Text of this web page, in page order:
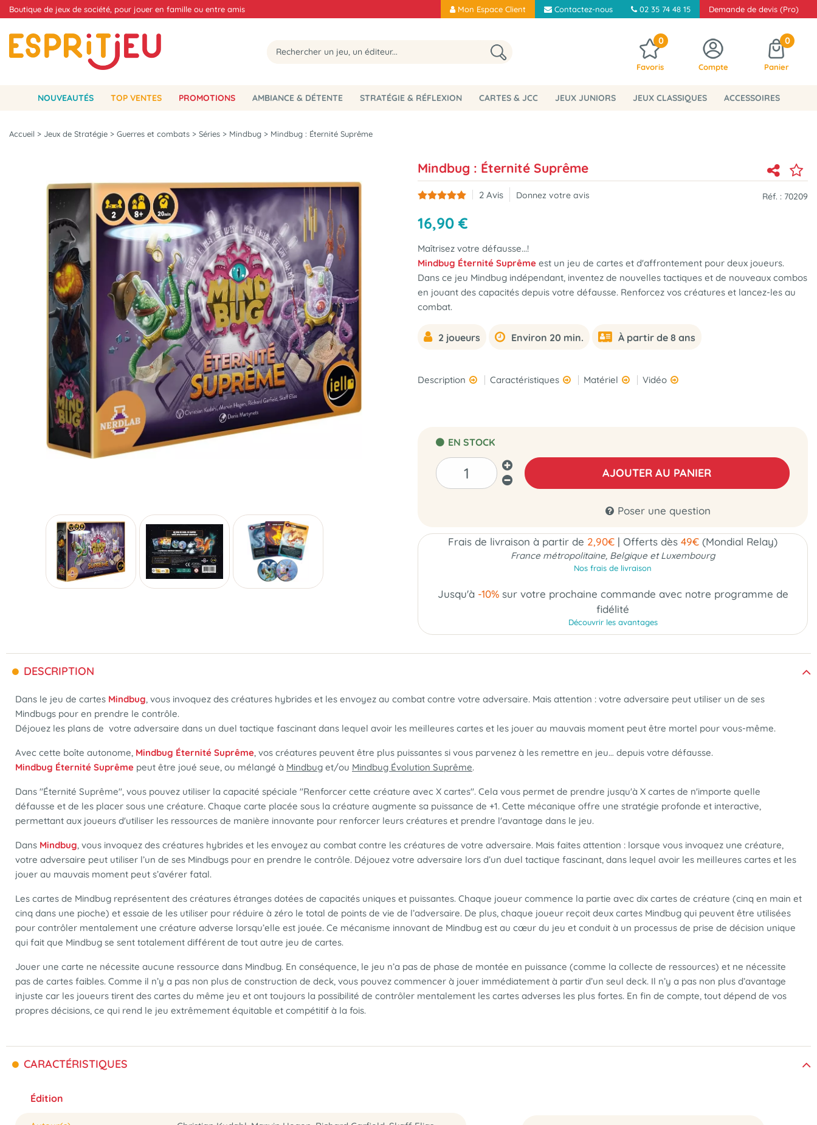
Boutique de jeux de société, pour jouer en famille ou entre amis Mon Espace Client Contactez-nous 02 35 74 48 15 Demande de devis (Pro)
0
Favoris Compte
0
Panier
NOUVEAUTÉS TOP VENTES PROMOTIONS AMBIANCE & DÉTENTE STRATÉGIE & RÉFLEXION CARTES & JCC JEUX JUNIORS JEUX CLASSIQUES ACCESSOIRES
Accueil > Jeux de Stratégie > Guerres et combats > Séries > Mindbug > Mindbug : Éternité Suprême
Mindbug : Éternité Suprême
2 Avis Donnez votre avis Réf. : 70209
16,90 €
Maîtrisez votre défausse...!
Mindbug Éternité Suprême est un jeu de cartes et d'affrontement pour deux joueurs.
Dans ce jeu Mindbug indépendant, inventez de nouvelles tactiques et de nouveaux combos
en jouant des capacités depuis votre défausse. Renforcez vos créatures et lancez-les au
combat.
2 joueurs Environ 20 min. À partir de 8 ans
Description Caractéristiques Matériel Vidéo
EN STOCK
AJOUTER AU PANIER
Poser une question
Frais de livraison à partir de 2,90€ | Offerts dès 49€ (Mondial Relay)
France métropolitaine, Belgique et Luxembourg
Nos frais de livraison
Jusqu'à -10%sur votre prochaine commande avec notre programme de
fidélité
Découvrir les avantages
DESCRIPTION
Dans le jeu de cartes Mindbug, vous invoquez des créatures hybrides et les envoyez au combat contre votre adversaire. Mais attention : votre adversaire peut utiliser un de ses
Mindbugs pour en prendre le contrôle.
Déjouez les plans de votre adversaire dans un duel tactique fascinant dans lequel avoir les meilleures cartes et les jouer au mauvais moment peut être mortel pour vous-même.
Avec cette boîte autonome, Mindbug Éternité Suprême, vos créatures peuvent être plus puissantes si vous parvenez à les remettre en jeu… depuis votre défausse.
Mindbug Éternité Suprême peut être joué seue, ou mélangé à Mindbug et/ou Mindbug Évolution Suprême.
Dans "Éternité Suprême", vous pouvez utiliser la capacité spéciale "Renforcer cette créature avec X cartes". Cela vous permet de prendre jusqu'à X cartes de n'importe quelle
défausse et de les placer sous une créature. Chaque carte placée sous la créature augmente sa puissance de +1. Cette mécanique offre une stratégie profonde et interactive,
permettant aux joueurs d'utiliser les ressources de manière innovante pour renforcer leurs créatures et prendre l'avantage dans le jeu.
Dans Mindbug, vous invoquez des créatures hybrides et les envoyez au combat contre les créatures de votre adversaire. Mais faites attention : lorsque vous invoquez une créature,
votre adversaire peut utiliser l’un de ses Mindbugs pour en prendre le contrôle. Déjouez votre adversaire lors d’un duel tactique fascinant, dans lequel avoir les meilleures cartes et les
jouer au mauvais moment peut s’avérer fatal.
Les cartes de Mindbug représentent des créatures étranges dotées de capacités uniques et puissantes. Chaque joueur commence la partie avec dix cartes de créature (cinq en main et
cinq dans une pioche) et essaie de les utiliser pour réduire à zéro le total de points de vie de l’adversaire. De plus, chaque joueur reçoit deux cartes Mindbug qui peuvent être utilisées
pour contrôler mentalement une créature adverse lorsqu’elle est jouée. Ce mécanisme innovant de Mindbug est au cœur du jeu et conduit à un processus de prise de décision unique
qui fait que Mindbug se sent totalement différent de tout autre jeu de cartes.
Jouer une carte ne nécessite aucune ressource dans Mindbug. En conséquence, le jeu n’a pas de phase de montée en puissance (comme la collecte de ressources) et ne nécessite
pas de cartes faibles. Comme il n’y a pas non plus de construction de deck, vous pouvez commencer à jouer immédiatement à partir d’un seul deck. Il n’y a pas non plus d’avantage
injuste car les joueurs tirent des cartes du même jeu et ont toujours la possibilité de contrôler mentalement les cartes adverses les plus fortes. En fin de compte, tout dépend de vos
propres décisions, ce qui rend le jeu extrêmement équitable et compétitif à la fois.
CARACTÉRISTIQUES
Édition